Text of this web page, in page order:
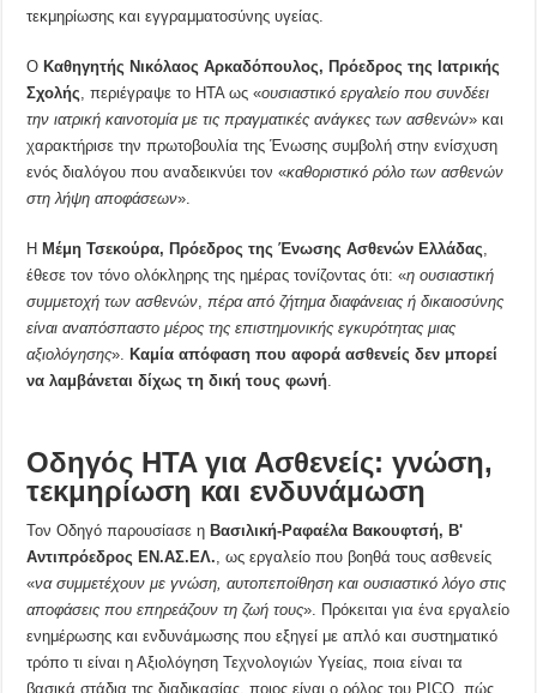
τεκμηρίωσης και εγγραμματοσύνης υγείας.
ΟΚαθηγητής Νικόλαος Αρκαδόπουλος, Πρόεδρος της Ιατρικής
Σχολής , περιέγραψε το HTA ως «ουσιαστικό εργαλείο που συνδέει
την ιατρική καινοτομία με τις πραγματικές ανάγκες των ασθενών» και
χαρακτήρισε την πρωτοβουλία της Ένωσης συμβολή στην ενίσχυση
ενός διαλόγου που αναδεικνύει τον «καθοριστικό ρόλο των ασθενών
στη λήψη αποφάσεων».
ΗΜέμη Τσεκούρα, Πρόεδρος της Ένωσης Ασθενών Ελλάδας
έθεσε τον τόνο ολόκληρης της ημέρας τονίζοντας ότι: «η ουσιαστική
συμμετοχή των ασθενών πέρα από ζήτημα διαφάνειας ή δικαιοσύνης
είναι αναπόσπαστο μέρος της επιστημονικής εγκυρότητας μιας
αξιολόγησης».Καμία απόφαση που αφορά ασθενείς δεν μπορεί
να λαμβάνεται δίχως τη δική τους φωνή
Οδηγός HTAγια Ασθενείς: γνώση,
τεκμηρίωση και ενδυνάμωση
Τον Οδηγό παρουσίασε ηΒασιλική-Ραφαέλα Βακουφτσή, Βʹ
Αντιπρόεδρος ΕΝ.ΑΣ.ΕΛ. , ως εργαλείο που βοηθά τους ασθενείς
«να συμμετέχουν με γνώση, αυτοπεποίθηση και ουσιαστικό λόγο στις
αποφάσεις που επηρεάζουν τη ζωή τους». Πρόκειται για ένα εργαλείο
ενημέρωσης και ενδυνάμωσης που εξηγεί με απλό και συστηματικό
τρόπο τι είναι η Αξιολόγηση Τεχνολογιών Υγείας, ποια είναι τα
βασικά στάδια της διαδικασίας, ποιος είναι ο ρόλος του PICO, πώς